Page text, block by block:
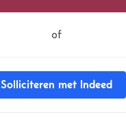
of
Solliciteren met Indeed